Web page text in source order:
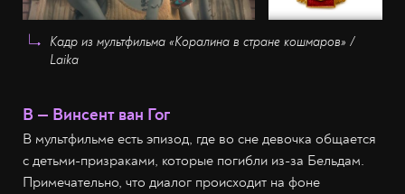
Кадр из мультфильма «Коралина в стране кошмаров» /
Laika
В — Винсент ван Гог
В мультфильме есть эпизод, где во сне девочка общается
с детьми-призраками, которые погибли из-за Бельдам.
Примечательно, что диалог происходит на фоне